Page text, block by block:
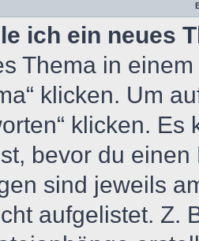
ich ein neues
Thema in
klicken. Um
klicken.
bevor du
sind jeweils
aufgelistet. Z.